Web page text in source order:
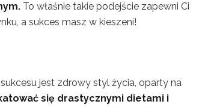
To właśnie takie podejście zapewni Ci
a sukces masz w kieszeni!
jest zdrowy styl życia, oparty na
się drastycznymi dietami i